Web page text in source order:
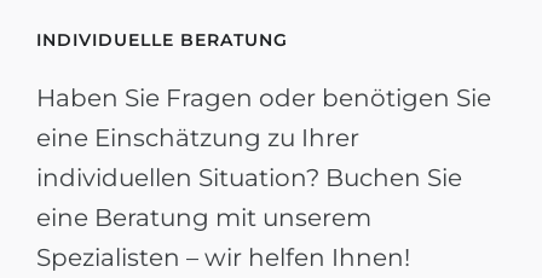
INDIVIDUELLE BERATUNG
Haben Sie Fragen oder benötigen Sie
eine Einschätzung zu Ihrer
individuellen Situation? Buchen Sie
eine Beratung mit unserem
Spezialisten – wir helfen Ihnen!